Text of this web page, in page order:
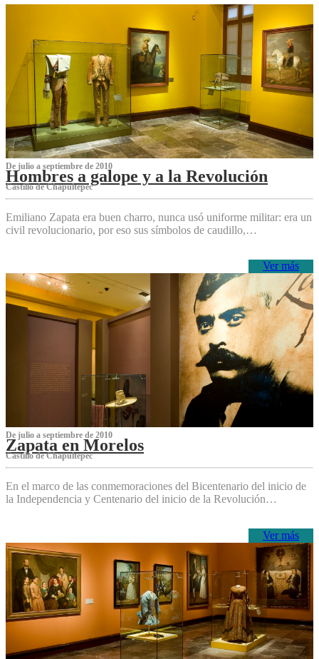
De julio a septiembre de 2010
Hombres a galope y a la Revolución
Castillo de Chapultepec
Emiliano Zapata era buen charro, nunca usó uniforme militar: era un
civil revolucionario, por eso sus símbolos de caudillo,…
Ver más
De julio a septiembre de 2010
Zapata en Morelos
Castillo de Chapultepec
En el marco de las conmemoraciones del Bicentenario del inicio de
la Independencia y Centenario del inicio de la Revolución…
Ver más